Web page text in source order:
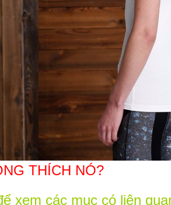
THÍCH NÓ?
xem các mục có liên